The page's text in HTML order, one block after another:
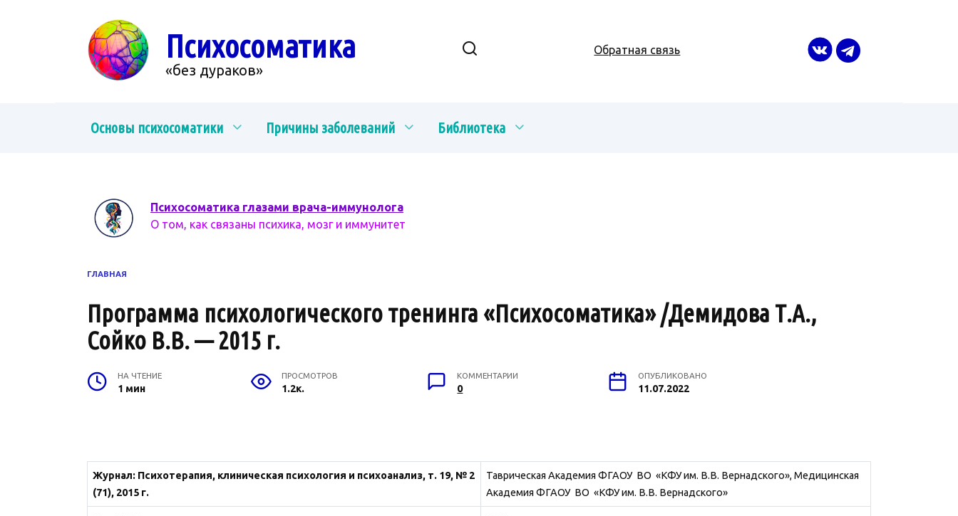
Психосоматика
«без дураков»
Обратная связь
Основы психосоматики Причины заболеваний Библиотека
Психосоматика глазами врача-иммунолога
О том, как связаны психика, мозг и иммунитет
ГЛАВНАЯ
Программа психологического тренинга «Психосоматика» /Демидова Т.А.,
Сойко В.В. — 2015 г.
НА ЧТЕНИЕ
1 мин
ПРОСМОТРОВ
1.2к.
КОММЕНТАРИИ
0
ОПУБЛИКОВАНО
11.07.2022
Журнал: Психотерапия, клиническая психология и психоанализ, т. 19, № 2
(71), 2015 г.
Таврическая Академия ФГАОУ ВО «КФУ им. В.В. Вернадского», Медицинская
Академия ФГАОУ ВО «КФУ им. В.В. Вернадского»